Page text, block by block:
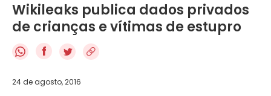
Wikileaks publica dados privados
de crianças e vítimas de estupro
f
24 de agosto, 2016